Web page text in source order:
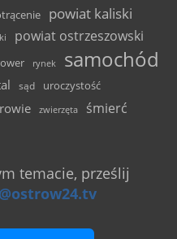
powiat kaliski
powiat ostrzeszowski
rynek samochód
sąd uroczystość
zwierzęta śmierć
temacie, prześlij